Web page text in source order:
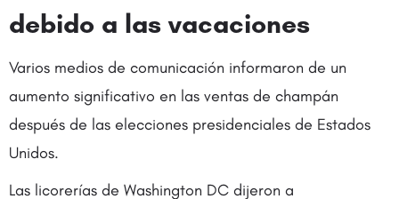
debido a las vacaciones
Varios medios de comunicación informaron de un
aumento significativo en las ventas de champán
después de las elecciones presidenciales de Estados
Unidos.
Las licorerías de Washington DC dijeron a